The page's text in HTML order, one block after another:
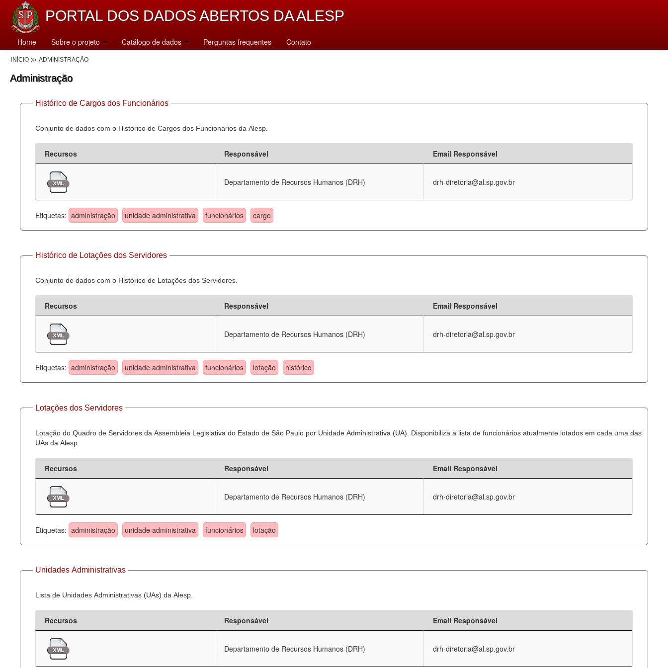
PORTAL DOS DADOS ABERTOS DA ALESP
Home Sobre o projeto Catálogo de dados Perguntas frequentes Contato
INÍCIO ADMINISTRAÇÃO
Administração
Histórico de Cargos dos Funcionários
Conjunto de dados com o Histórico de Cargos dos Funcionários da Alesp.
Recursos Responsável Email Responsável
Departamento de Recursos Humanos (DRH) drh-diretoria@al.sp.gov.br
Etiquetas: administração unidade administrativa funcionários cargo
Histórico de Lotações dos Servidores
Conjunto de dados com o Histórico de Lotações dos Servidores.
Recursos Responsável Email Responsável
Departamento de Recursos Humanos (DRH) drh-diretoria@al.sp.gov.br
Etiquetas: administração unidade administrativa funcionários lotação histórico
Lotações dos Servidores
Lotação do Quadro de Servidores da Assembleia Legislativa do Estado de São Paulo por Unidade Administrativa (UA). Disponibiliza a lista de funcionários atualmente lotados em cada uma das
UAs da Alesp.
Recursos Responsável Email Responsável
Departamento de Recursos Humanos (DRH) drh-diretoria@al.sp.gov.br
Etiquetas: administração unidade administrativa funcionários lotação
Unidades Administrativas
Lista de Unidades Administrativas (UAs) da Alesp.
Recursos Responsável Email Responsável
Departamento de Recursos Humanos (DRH) drh-diretoria@al.sp.gov.br